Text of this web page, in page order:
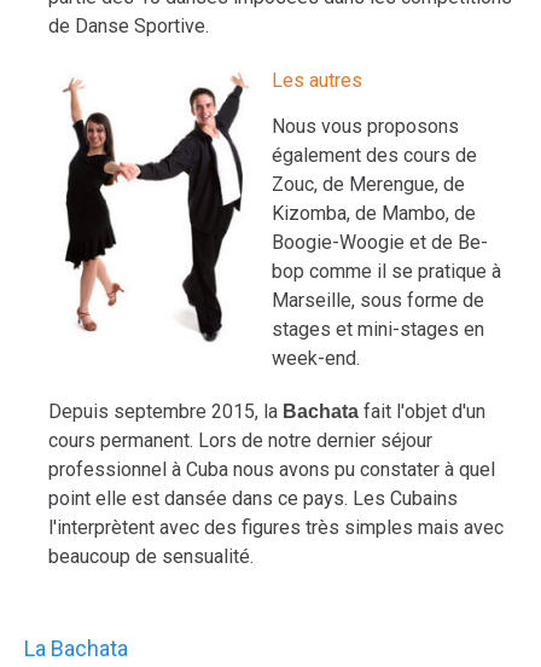
de Danse Sportive.
Les autres
Nous vous proposons
également des cours de
Zouc, de Merengue, de
Kizomba, de Mambo, de
Boogie-Woogie et de Be-
bop comme il se pratique à
Marseille, sous forme de
stages et mini-stages en
week-end.
Depuis septembre 2015, la Bachata fait l'objet d'un
cours permanent. Lors de notre dernier séjour
professionnel à Cuba nous avons pu constater à quel
point elle est dansée dans ce pays. Les Cubains
l'interprètent avec des figures très simples mais avec
beaucoup de sensualité.
La Bachata